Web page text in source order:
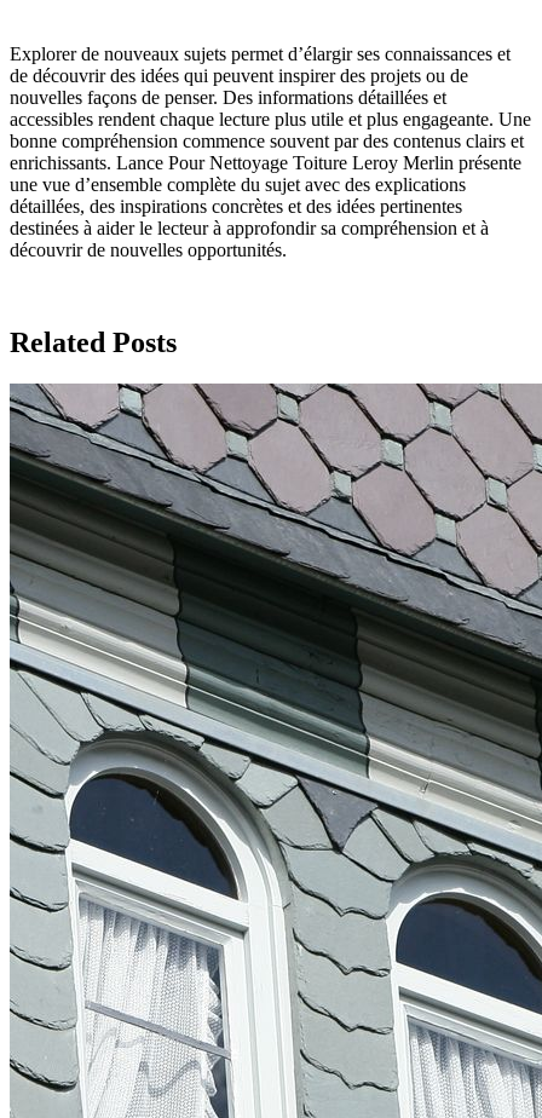
Explorer de nouveaux sujets permet d’élargir ses connaissances et
de découvrir des idées qui peuvent inspirer des projets ou de
nouvelles façons de penser. Des informations détaillées et
accessibles rendent chaque lecture plus utile et plus engageante. Une
bonne compréhension commence souvent par des contenus clairs et
enrichissants. Lance Pour Nettoyage Toiture Leroy Merlin présente
une vue d’ensemble complète du sujet avec des explications
détaillées, des inspirations concrètes et des idées pertinentes
destinées à aider le lecteur à approfondir sa compréhension et à
découvrir de nouvelles opportunités.
Related Posts